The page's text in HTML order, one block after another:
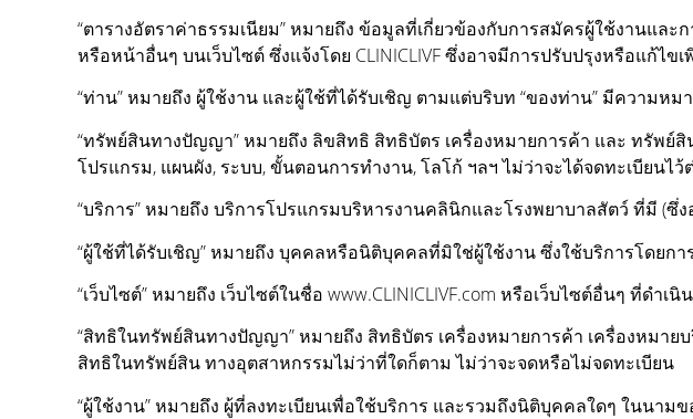
“ตารางอัตราค่าธรรมเนียม” หมายถึง ข้อมูลที่เกี่ยวข้องกับการสมัครผู้ใช้งานและ
หรือหน้าอื่นๆ บนเว็บไซต์ ซึ่งแจ้งโดย CLINICLIVF ซึ่งอาจมีการปรับปรุงหรือแก้ไข
“ท่าน” หมายถึง ผู้ใช้งาน และผู้ใช้ที่ได้รับเชิญ ตามแต่บริบท “ของท่าน” มีความห
“ทรัพย์สินทางปัญญา” หมายถึง ลิขสิทธิ สิทธิบัตร เครื่องหมายการค้า และ ทรัพย์
โปรแกรม, แผนผัง, ระบบ, ขั้นตอนการทำงาน, โลโก้ ฯลฯ ไม่ว่าจะได้จดทะเบียนไ
“บริการ” หมายถึง บริการโปรแกรมบริหารงานคลินิกและโรงพยาบาลสัตว์ ที่มี (ซึ่
“ผู้ใช้ที่ได้รับเชิญ” หมายถึง บุคคลหรือนิติบุคคลที่มิใช่ผู้ใช้งาน ซึ่งใช้บริการโดยก
“เว็บไซต์” หมายถึง เว็บไซต์ในชื่อ www.CLINICLIVF.com หรือเว็บไซต์อื่นๆ ที่ดำเนิ
“สิทธิในทรัพย์สินทางปัญญา” หมายถึง สิทธิบัตร เครื่องหมายการค้า เครื่องห
สิทธิในทรัพย์สิน ทางอุตสาหกรรมไม่ว่าที่ใดก็ตาม ไม่ว่าจะจดหรือไม่จดทะเบียน
“ผู้ใช้งาน” หมายถึง ผู้ที่ลงทะเบียนเพื่อใช้บริการ และรวมถึงนิติบุคคลใดๆ ในนา